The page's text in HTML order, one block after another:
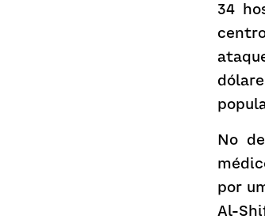
34
No
por
Al-